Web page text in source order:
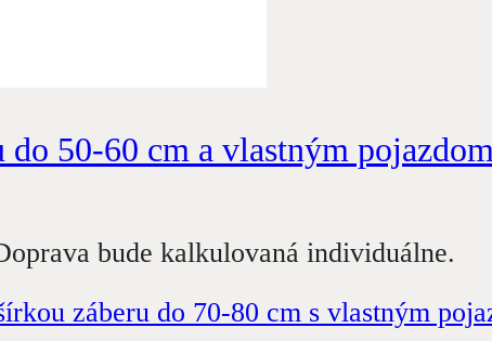
50-60 cm a vlastným
bude kalkulovaná individuálne.